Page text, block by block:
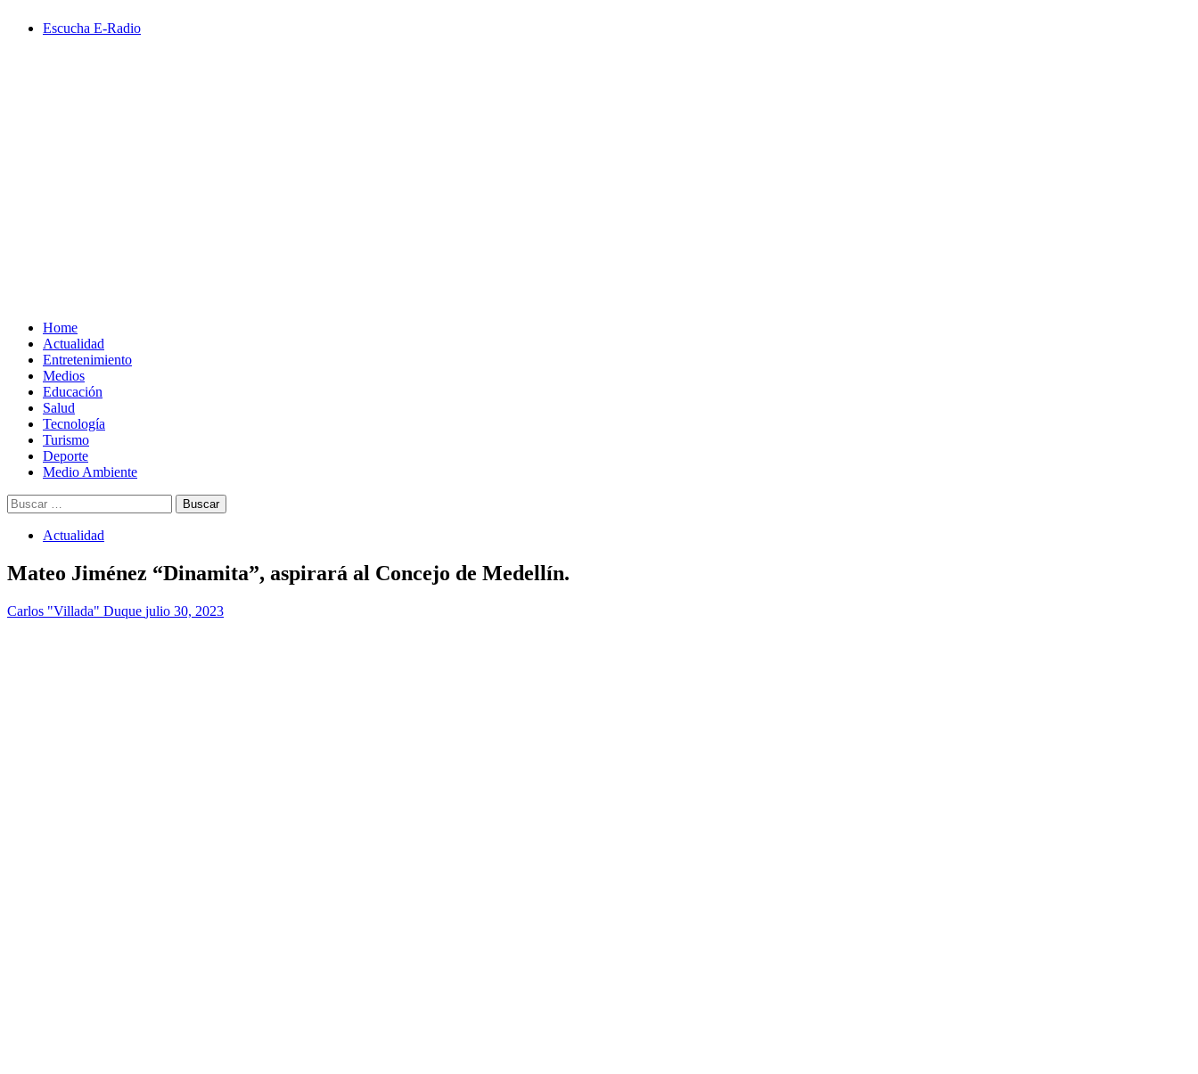
Escucha E-Radio
Home
Actualidad
Entretenimiento
Medios
Educación
Salud
Tecnología
Turismo
Deporte
Medio Ambiente
Buscar:
Actualidad
Mateo Jiménez “Dinamita”, aspirará al Concejo de Medellín.
Carlos "Villada" Duque julio 30, 2023